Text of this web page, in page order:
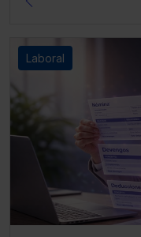
Laboral